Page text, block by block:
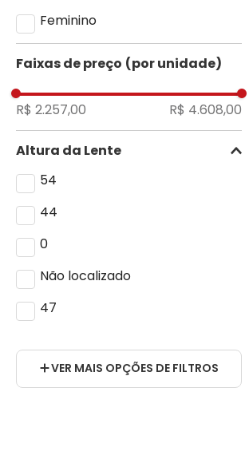
Feminino
Faixas de preço
R$ 2.257,00 R$ 4.608,00
Altura da Lente
54
44
0
Não localizado
47
40
Comprimento da Haste
140
VER MAIS OPÇÕES DE FILTROS